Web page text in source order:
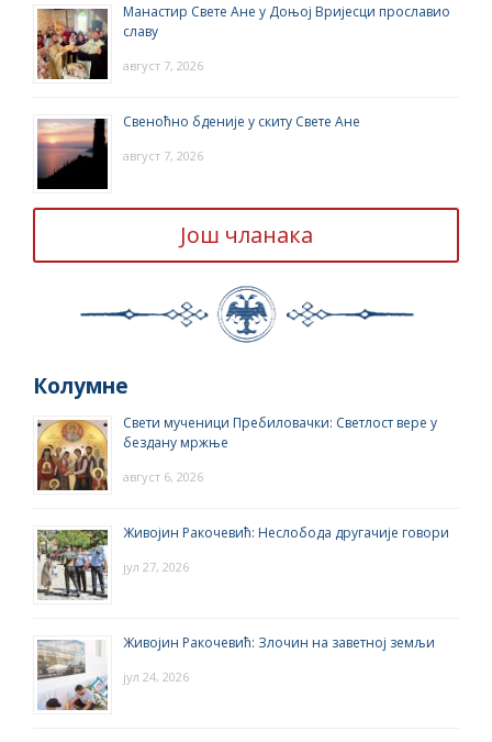
Манастир Свете Ане у Доњој Вријесци прославио
славу
август 7, 2026
Свеноћно бденије у скиту Свете Ане
август 7, 2026
Још чланака
Колумне
Свети мученици Пребиловачки: Светлост вере у
бездану мржње
август 6, 2026
Живојин Ракочевић: Неслобода другачије говори
јул 27, 2026
Живојин Ракочевић: Злочин на заветној земљи
јул 24, 2026